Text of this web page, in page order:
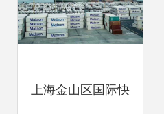
机运送到港口
上海金山区国际快